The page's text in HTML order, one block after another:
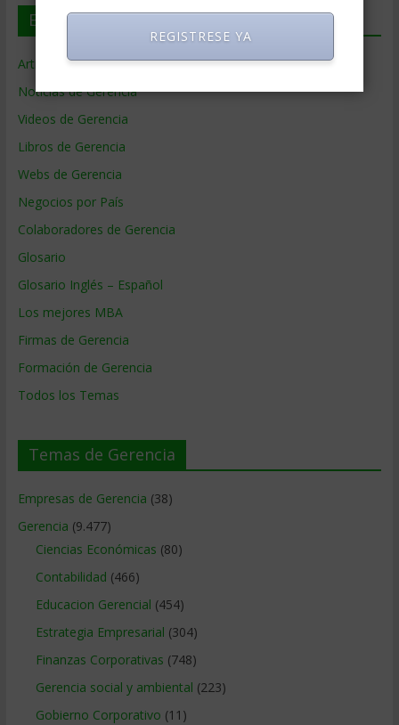
En deGerencia.com
Artículos de Gerencia
Noticias de Gerencia
Videos de Gerencia
Libros de Gerencia
Webs de Gerencia
Negocios por País
Colaboradores de Gerencia
Glosario
Glosario Inglés – Español
Los mejores MBA
Firmas de Gerencia
Formación de Gerencia
Todos los Temas
Temas de Gerencia
Empresas de Gerencia (38)
Gerencia (9.477)
Ciencias Económicas (80)
Contabilidad (466)
Educacion Gerencial (454)
Estrategia Empresarial (304)
Finanzas Corporativas (748)
Gerencia social y ambiental (223)
Gobierno Corporativo (11)
REGISTRESE YA